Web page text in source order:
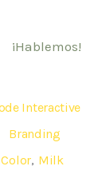
¡Hablemos!
Interactive
Branding
Color Milk